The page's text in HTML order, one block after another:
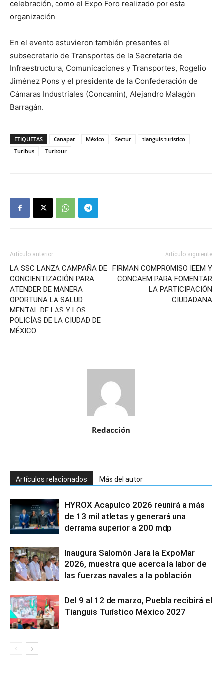
celebración, como el Expo Foro realizado por esta
organización.
En el evento estuvieron también presentes el
subsecretario de Transportes de la Secretaría de
Infraestructura, Comunicaciones y Transportes, Rogelio
Jiménez Pons y el presidente de la Confederación de
Cámaras Industriales (Concamin), Alejandro Malagón
Barragán.
ETIQUETAS Canapat México Sectur
tianguis turístico
Turibus
Turitour
Artículo anterior
LA SSC LANZA CAMPAÑA DE
CONCIENTIZACIÓN PARA
ATENDER DE MANERA
OPORTUNA LA SALUD
MENTAL DE LAS Y LOS
POLICÍAS DE LA CIUDAD DE
MÉXICO
Artículo siguiente
FIRMAN COMPROMISO IEEM Y
CONCAEM PARA FOMENTAR
LA PARTICIPACIÓN
CIUDADANA
Redacción
Artículos relacionados Más del autor
HYROX Acapulco 2026 reunirá a más
de 13 mil atletas y generará una
derrama superior a 200 mdp
Inaugura Salomón Jara la ExpoMar
2026, muestra que acerca la labor de
las fuerzas navales a la población
Del 9 al 12 de marzo, Puebla recibirá el
Tianguis Turístico México 2027